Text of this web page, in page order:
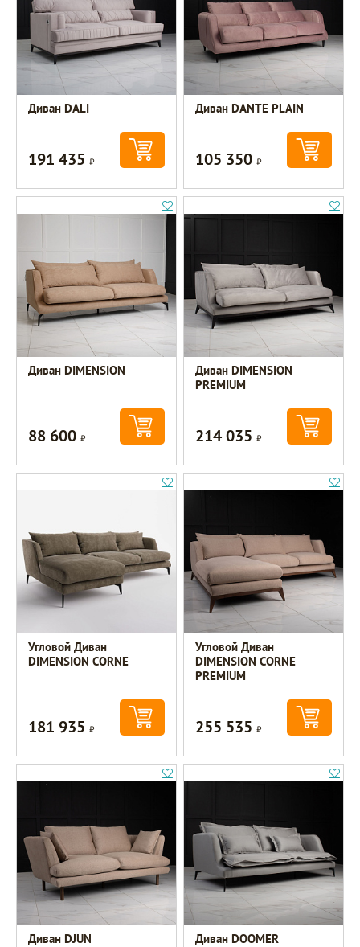
Диван DALI
191 435Р
Диван DANTE PLAIN
105 350Р
Диван DIMENSION
88 600Р
Диван DIMENSION
PREMIUM
214 035Р
Угловой Диван
DIMENSION CORNE
181 935Р
Угловой Диван
DIMENSION CORNE
PREMIUM
255 535Р
Диван DJUN Диван DOOMER